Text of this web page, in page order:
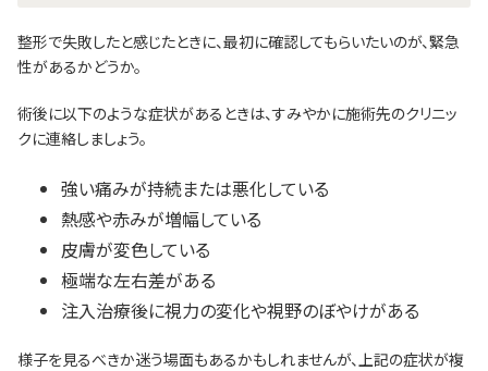
整形で失敗したと感じたときに、最初に確認してもらいたいのが、緊急
性があるかどうか。
術後に以下のような症状があるときは、すみやかに施術先のクリニッ
クに連絡しましょう。
強い痛みが持続または悪化している
熱感や赤みが増幅している
皮膚が変色している
極端な左右差がある
注入治療後に視力の変化や視野のぼやけがある
様子を見るべきか迷う場面もあるかもしれませんが、上記の症状が複